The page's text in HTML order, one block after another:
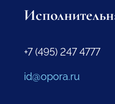
+7 (495) 247 4777
id@opora.ru